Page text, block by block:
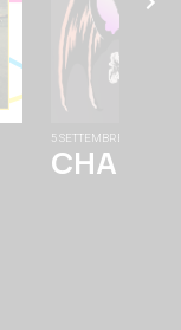
5 SETTEMBRE |